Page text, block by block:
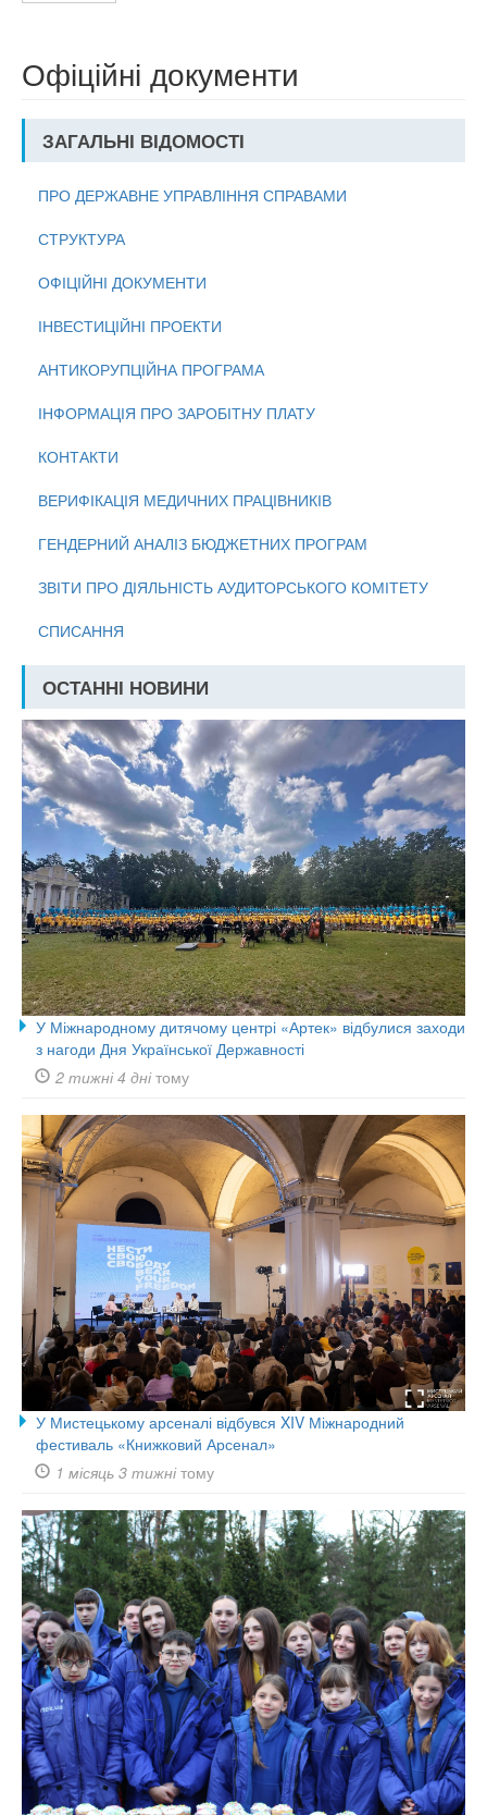
Офіційні документи
ЗАГАЛЬНІ ВІДОМОСТІ
ПРО ДЕРЖАВНЕ УПРАВЛІННЯ СПРАВАМИ
СТРУКТУРА
ОФІЦІЙНІ ДОКУМЕНТИ
ІНВЕСТИЦІЙНІ ПРОЕКТИ
АНТИКОРУПЦІЙНА ПРОГРАМА
ІНФОРМАЦІЯ ПРО ЗАРОБІТНУ ПЛАТУ
КОНТАКТИ
ВЕРИФІКАЦІЯ МЕДИЧНИХ ПРАЦІВНИКІВ
ГЕНДЕРНИЙ АНАЛІЗ БЮДЖЕТНИХ ПРОГРАМ
ЗВІТИ ПРО ДІЯЛЬНІСТЬ АУДИТОРСЬКОГО КОМІТЕТУ
СПИСАННЯ
ОСТАННІ НОВИНИ
У Міжнародному дитячому центрі «Артек» відбулися заходи
з нагоди Дня Української Державності
2 тижні 4 днітому
У Мистецькому арсеналі відбувся XIV Міжнародний
фестиваль «Книжковий Арсенал»
1 місяць 3 тижнітому